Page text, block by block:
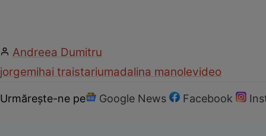
Andreea Dumitru
jorgemihai traistariumadalina manolevideo
Urmărește-ne pe Google News Facebook